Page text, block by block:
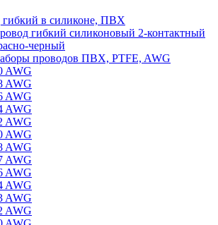
гибкий в силиконе, ПВХ
гибкий силиконовый 2-контактный
черный
проводов ПВХ, PTFE, AWG
AWG
AWG
AWG
AWG
AWG
AWG
AWG
AWG
AWG
AWG
AWG
AWG